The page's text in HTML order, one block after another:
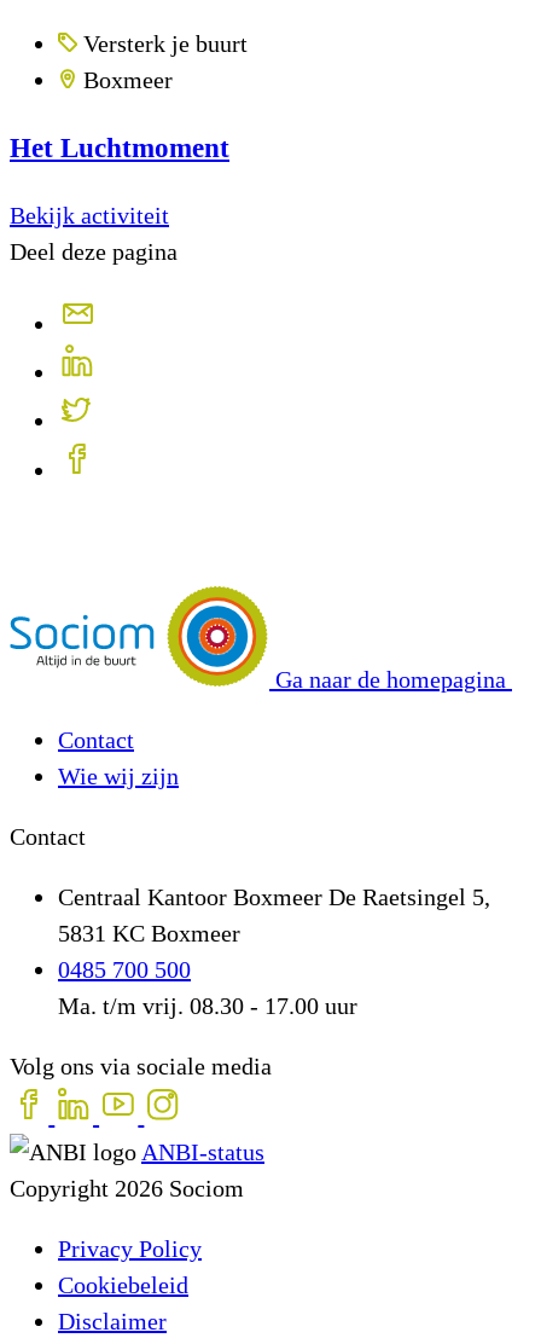
Versterk je buurt
Boxmeer
Het Luchtmoment
Bekijk activiteit
Deel deze pagina
Ga naar de homepagina
Contact
Wie wij zijn
Contact
Centraal Kantoor Boxmeer De Raetsingel 5,
5831 KC Boxmeer
0485 700 500
Ma. t/m vrij. 08.30 - 17.00 uur
Volg ons via sociale media
ANBI-status
Copyright 2026 Sociom
Privacy Policy
Cookiebeleid
Disclaimer